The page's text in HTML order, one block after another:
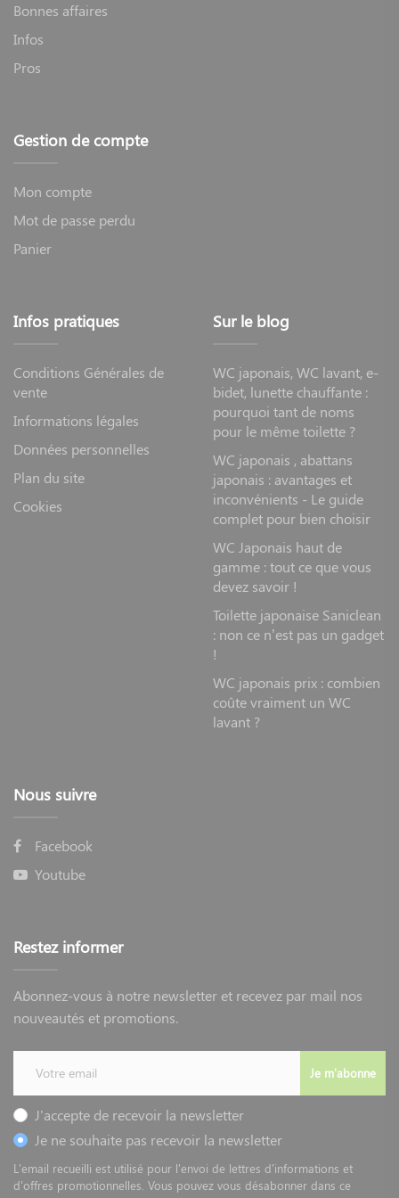
Bonnes affaires
Infos
Pros
Gestion de compte
Mon compte
Mot de passe perdu
Panier
Infos pratiques
Conditions Générales de
vente
Informations légales
Données personnelles
Plan du site
Cookies
Sur le blog
WC japonais, WC lavant, e-
bidet, lunette chauffante :
pourquoi tant de noms
pour le même toilette ?
WC japonais , abattans
japonais : avantages et
inconvénients - Le guide
complet pour bien choisir
WC Japonais haut de
gamme : tout ce que vous
devez savoir !
Toilette japonaise Saniclean
: non ce n’est pas un gadget
!
WC japonais prix : combien
coûte vraiment un WC
lavant ?
Nous suivre
Facebook
Youtube
Restez informer
Abonnez-vous à notre newsletter et recevez par mail nos
nouveautés et promotions.
Je m'abonne
J'accepte de recevoir la newsletter
Je ne souhaite pas recevoir la newsletter
L'email recueilli est utilisé pour l'envoi de lettres d'informations et
d'offres promotionnelles. Vous pouvez vous désabonner dans ce